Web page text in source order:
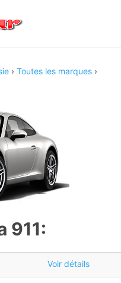
› Toutes les marques ›
911:
Voir détails